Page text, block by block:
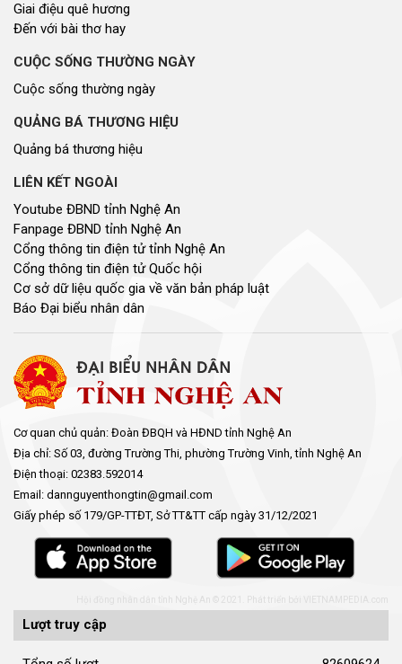
Giai điệu quê hương
Đến với bài thơ hay
CUỘC SỐNG THƯỜNG NGÀY
Cuộc sống thường ngày
QUẢNG BÁ THƯƠNG HIỆU
Quảng bá thương hiệu
LIÊN KẾT NGOÀI
Youtube ĐBND tỉnh Nghệ An
Fanpage ĐBND tỉnh Nghệ An
Cổng thông tin điện tử tỉnh Nghệ An
Cổng thông tin điện tử Quốc hội
Cơ sở dữ liệu quốc gia về văn bản pháp luật
Báo Đại biểu nhân dân
Cơ quan chủ quản: Đoàn ĐBQH và HĐND tỉnh Nghệ An
Địa chỉ: Số 03, đường Trường Thi, phường Trường Vinh, tỉnh Nghệ An
Điện thoại: 02383.592014
Email: dannguyenthongtin@gmail.com
Giấy phép số 179/GP-TTĐT, Sở TT&TT cấp ngày 31/12/2021
Hội đồng nhân dân tỉnh Nghệ An © 2021. Phát triển bởi
Lượt truy cập